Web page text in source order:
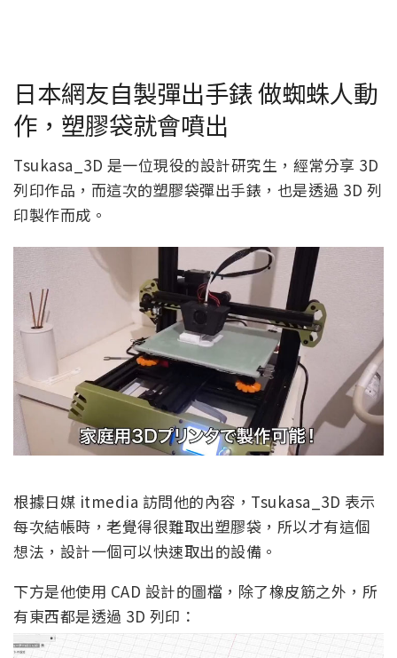
日本網友自製彈出手錶 做蜘蛛人動
作，塑膠袋就會噴出
Tsukasa_3D 是一位現役的設計研究生，經常分享 3D
列印作品，而這次的塑膠袋彈出手錶，也是透過 3D 列
印製作而成。
根據日媒 itmedia 訪問他的內容，Tsukasa_3D 表示
每次結帳時，老覺得很難取出塑膠袋，所以才有這個
想法，設計一個可以快速取出的設備。
下方是他使用 CAD 設計的圖檔，除了橡皮筋之外，所
有東西都是透過 3D 列印：